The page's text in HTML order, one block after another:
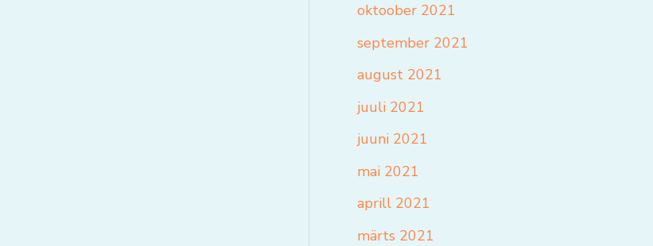
oktoober 2021
september 2021
august 2021
juuli 2021
juuni 2021
mai 2021
aprill 2021
märts 2021